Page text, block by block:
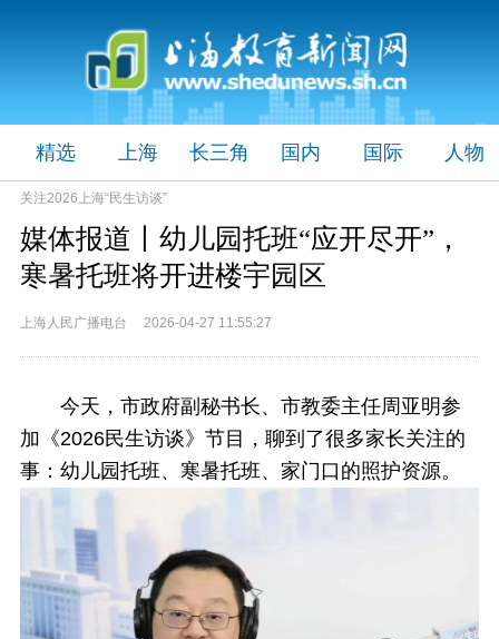
精选 上海 长三角 国内 国际 人物
关注2026上海“民生访谈”
媒体报道丨幼儿园托班“应开尽开”，
寒暑托班将开进楼宇园区
上海人民广播电台 2026-04-27 11:55:27
今天，市政府副秘书长、市教委主任周亚明参
加《2026民生访谈》节目，聊到了很多家长关注的
事：幼儿园托班、寒暑托班、家门口的照护资源。